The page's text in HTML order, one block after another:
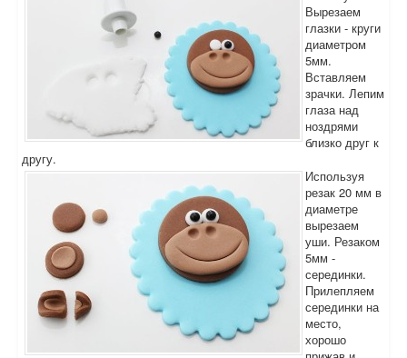
Вырезаем
глазки - круги
диаметром
5мм.
Вставляем
зрачки. Лепим
глаза над
ноздрями
близко друг к
другу.
Используя
резак 20 мм в
диаметре
вырезаем
уши. Резаком
5мм -
серединки.
Прилепляем
серединки на
место,
хорошо